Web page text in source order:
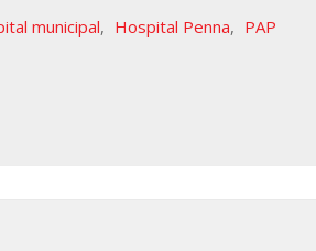
municipal, Hospital Penna, PAP